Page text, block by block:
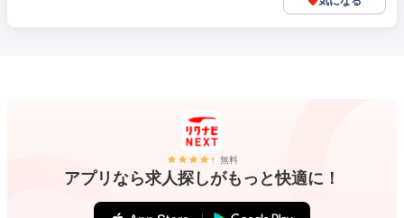
無料
アプリなら求人探しがもっと快適に！